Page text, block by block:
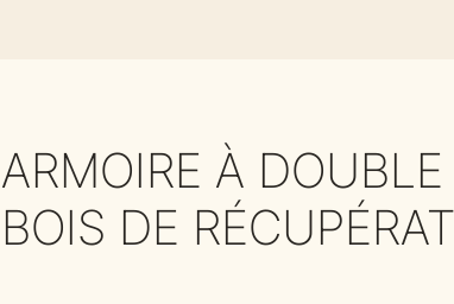
ARMOIRE À
BOIS DE